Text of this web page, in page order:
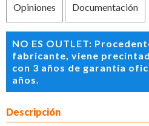
Opiniones Documentación
NO ES OUTLET:
fabricante, viene
con 3 años de garantía
años.
Descripción